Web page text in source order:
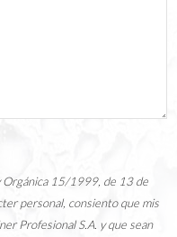
Orgánica 15/1999, de 13 de
personal, consiento que mis
Profesional S.A. y que sean